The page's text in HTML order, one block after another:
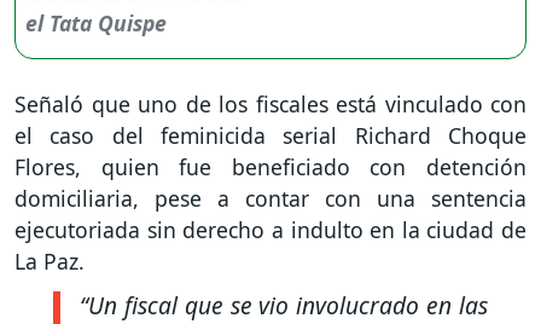
Señaló que uno de los fiscales está vinculado con
el caso del feminicida serial Richard Choque
Flores, quien fue beneficiado con detención
domiciliaria, pese a contar con una sentencia
ejecutoriada sin derecho a indulto en la ciudad de
La Paz.
“Un fiscal que se vio involucrado en las